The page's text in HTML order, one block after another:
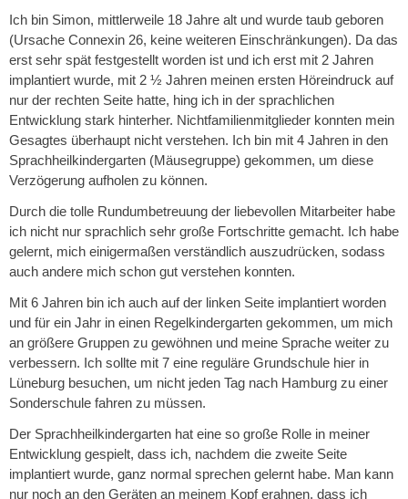
Ich bin Simon, mittlerweile 18 Jahre alt und wurde taub geboren
(Ursache Connexin 26, keine weiteren Einschränkungen). Da das
erst sehr spät festgestellt worden ist und ich erst mit 2 Jahren
implantiert wurde, mit 2 ½ Jahren meinen ersten Höreindruck auf
nur der rechten Seite hatte, hing ich in der sprachlichen
Entwicklung stark hinterher. Nichtfamilienmitglieder konnten mein
Gesagtes überhaupt nicht verstehen. Ich bin mit 4 Jahren in den
Sprachheilkindergarten (Mäusegruppe) gekommen, um diese
Verzögerung aufholen zu können.
Durch die tolle Rundumbetreuung der liebevollen Mitarbeiter habe
ich nicht nur sprachlich sehr große Fortschritte gemacht. Ich habe
gelernt, mich einigermaßen verständlich auszudrücken, sodass
auch andere mich schon gut verstehen konnten.
Mit 6 Jahren bin ich auch auf der linken Seite implantiert worden
und für ein Jahr in einen Regelkindergarten gekommen, um mich
an größere Gruppen zu gewöhnen und meine Sprache weiter zu
verbessern. Ich sollte mit 7 eine reguläre Grundschule hier in
Lüneburg besuchen, um nicht jeden Tag nach Hamburg zu einer
Sonderschule fahren zu müssen.
Der Sprachheilkindergarten hat eine so große Rolle in meiner
Entwicklung gespielt, dass ich, nachdem die zweite Seite
implantiert wurde, ganz normal sprechen gelernt habe. Man kann
nur noch an den Geräten an meinem Kopf erahnen, dass ich